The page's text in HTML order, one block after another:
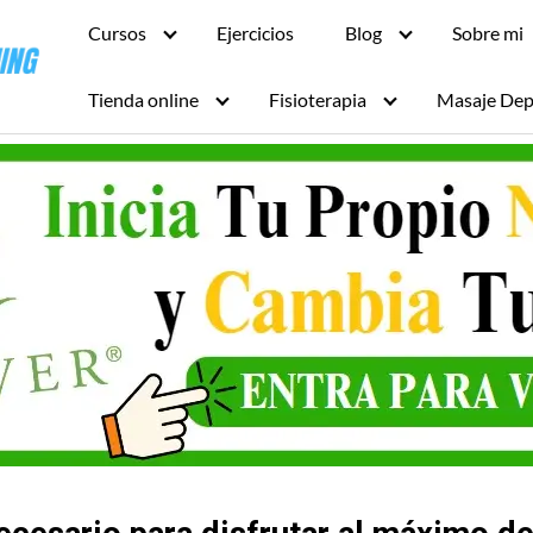
Cursos Ejercicios Blog Sobre mi
Tienda online Fisioterapia Masaje